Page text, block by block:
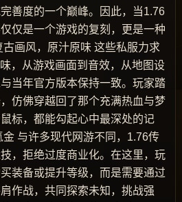
善度的一个巅峰。因此，当1.76
仅是一个游戏的复刻，更是一种
画风，原汁原味 这些私服力求
，从游戏画面到音效，从地图设
当年官方版本保持一致。玩家踏
仿佛穿越回了那个充满热血与梦
标，都能勾起心中最深处的记
与许多现代网游不同，1.76传
，拒绝过度商业化。在这里，玩
装备或提升等级，而是需要通过
作战，共同探索未知，挑战强